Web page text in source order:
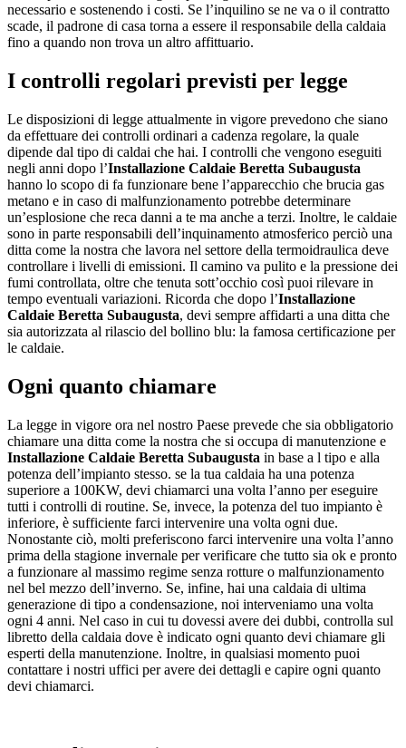
necessario e sostenendo i costi. Se l’inquilino se ne va o il contratto
scade, il padrone di casa torna a essere il responsabile della caldaia
fino a quando non trova un altro affittuario.
I controlli regolari previsti per legge
Le disposizioni di legge attualmente in vigore prevedono che siano
da effettuare dei controlli ordinari a cadenza regolare, la quale
dipende dal tipo di caldai che hai. I controlli che vengono eseguiti
negli anni dopo l’Installazione Caldaie Beretta Subaugusta
hanno lo scopo di fa funzionare bene l’apparecchio che brucia gas
metano e in caso di malfunzionamento potrebbe determinare
un’esplosione che reca danni a te ma anche a terzi. Inoltre, le caldaie
sono in parte responsabili dell’inquinamento atmosferico perciò una
ditta come la nostra che lavora nel settore della termoidraulica deve
controllare i livelli di emissioni. Il camino va pulito e la pressione dei
fumi controllata, oltre che tenuta sott’occhio così puoi rilevare in
tempo eventuali variazioni. Ricorda che dopo l’Installazione
Caldaie Beretta Subaugusta, devi sempre affidarti a una ditta che
sia autorizzata al rilascio del bollino blu: la famosa certificazione per
le caldaie.
Ogni quanto chiamare
La legge in vigore ora nel nostro Paese prevede che sia obbligatorio
chiamare una ditta come la nostra che si occupa di manutenzione e
Installazione Caldaie Beretta Subaugusta in base a l tipo e alla
potenza dell’impianto stesso. se la tua caldaia ha una potenza
superiore a 100KW, devi chiamarci una volta l’anno per eseguire
tutti i controlli di routine. Se, invece, la potenza del tuo impianto è
inferiore, è sufficiente farci intervenire una volta ogni due.
Nonostante ciò, molti preferiscono farci intervenire una volta l’anno
prima della stagione invernale per verificare che tutto sia ok e pronto
a funzionare al massimo regime senza rotture o malfunzionamento
nel bel mezzo dell’inverno. Se, infine, hai una caldaia di ultima
generazione di tipo a condensazione, noi interveniamo una volta
ogni 4 anni. Nel caso in cui tu dovessi avere dei dubbi, controlla sul
libretto della caldaia dove è indicato ogni quanto devi chiamare gli
esperti della manutenzione. Inoltre, in qualsiasi momento puoi
contattare i nostri uffici per avere dei dettagli e capire ogni quanto
devi chiamarci.